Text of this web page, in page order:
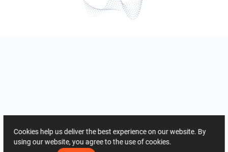
Cookies help us deliver the best experience on our website. By
using our website, you agree to the use of cookies.